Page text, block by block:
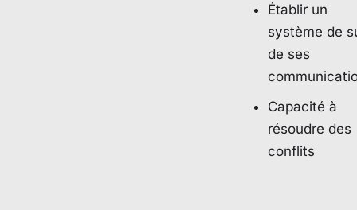
Établir un
système de
de ses
Capacité à
résoudre des
conflits